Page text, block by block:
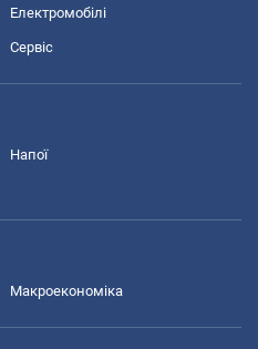
Електромобілі
Сервіс
Напої
Макроекономіка